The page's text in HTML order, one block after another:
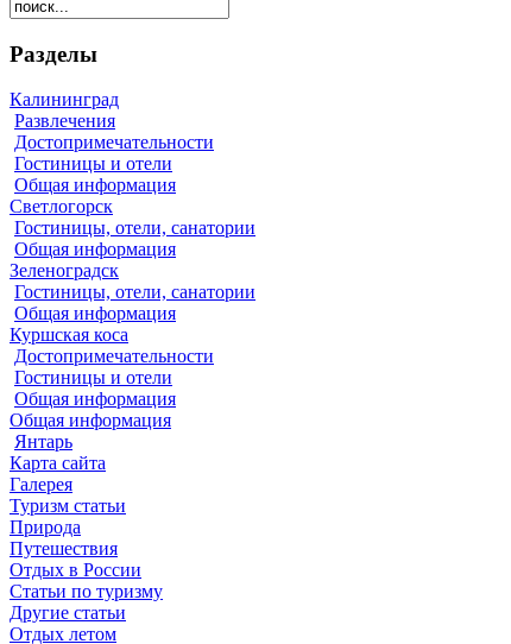
Разделы
Калининград
Развлечения
Достопримечательности
Гостиницы и отели
Общая информация
Светлогорск
Гостиницы, отели, санатории
Общая информация
Зеленоградск
Гостиницы, отели, санатории
Общая информация
Куршская коса
Достопримечательности
Гостиницы и отели
Общая информация
Общая информация
Янтарь
Карта сайта
Галерея
Туризм статьи
Природа
Путешествия
Отдых в России
Статьи по туризму
Другие статьи
Отдых летом